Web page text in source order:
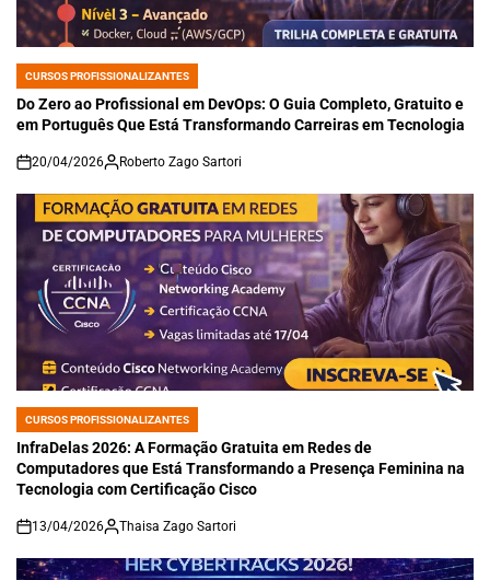
POSTED
IN
CURSOS PROFISSIONALIZANTES
Do Zero ao Profissional em DevOps: O Guia Completo, Gratuito e
em Português Que Está Transformando Carreiras em Tecnologia
on
20/04/2026 Roberto Zago Sartori
POSTED
IN
CURSOS PROFISSIONALIZANTES
InfraDelas 2026: A Formação Gratuita em Redes de
Computadores que Está Transformando a Presença Feminina na
Tecnologia com Certificação Cisco
on
13/04/2026 Thaisa Zago Sartori